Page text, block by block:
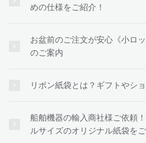
めの仕様をご紹介！
お盆前のご注文が安心《小ロ
のご案内
リボン紙袋とは？ギフトやシ
船舶機器の輸入商社様ご依頼
ルサイズのオリジナル紙袋を